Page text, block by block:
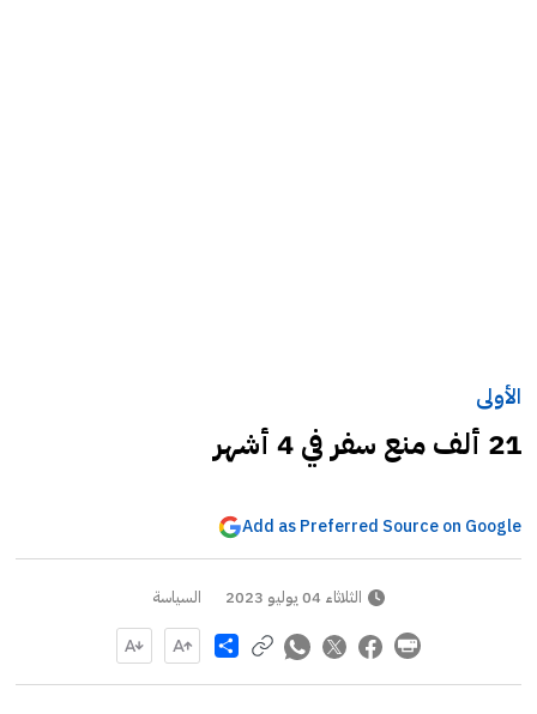
الأولى
21 ألف منع سفر في 4 أشهر
Add as Preferred Source on Google
الثلاثاء 04 يوليو 2023 السياسة
Share